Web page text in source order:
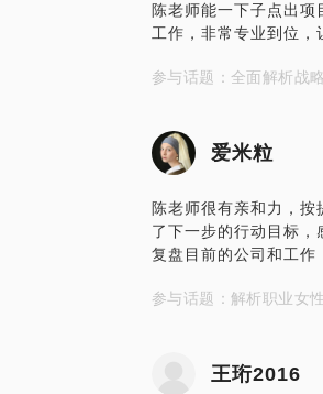
陈老师能一下子点出
工作，非常专业到位，
参与话题：全面解析战
爱米粒
陈老师很有亲和力，
了下一步的行动目标
复盘目前的公司和工作
参与话题：解析职业女
王珩2016